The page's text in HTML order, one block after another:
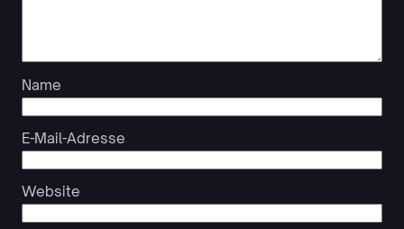
Name
E-Mail-Adresse
Website